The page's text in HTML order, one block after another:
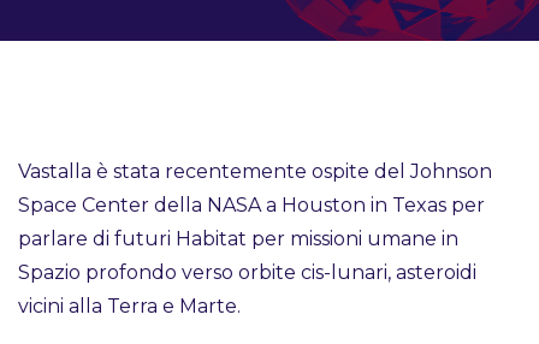
Vastalla è stata recentemente ospite del Johnson
Space Center della NASA a Houston in Texas per
parlare di futuri Habitat per missioni umane in
Spazio profondo verso orbite cis-lunari, asteroidi
vicini alla Terra e Marte.